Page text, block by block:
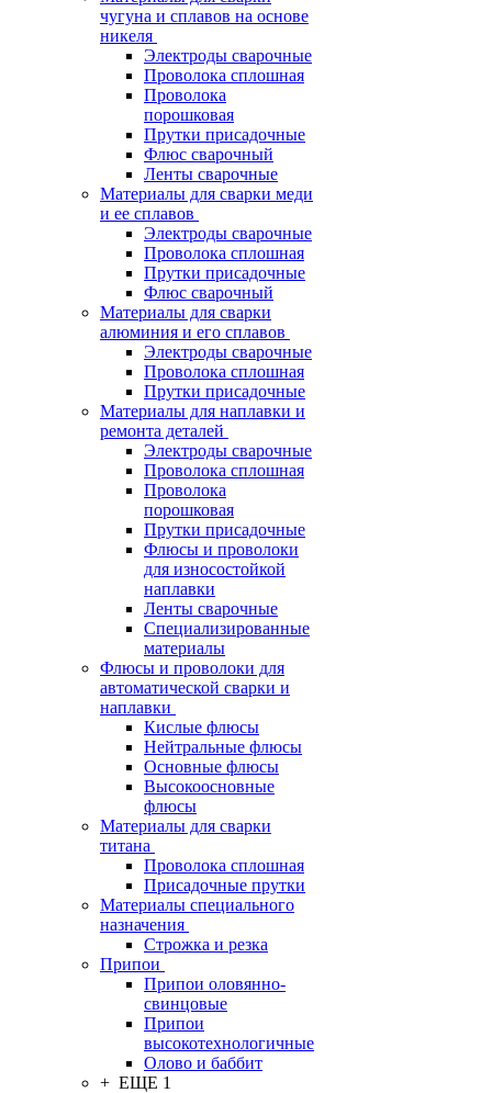
чугуна и сплавов на основе
никеля
Электроды сварочные
Проволока сплошная
Проволока
порошковая
Прутки присадочные
Флюс сварочный
Ленты сварочные
Материалы для сварки меди
и ее сплавов
Электроды сварочные
Проволока сплошная
Прутки присадочные
Флюс сварочный
Материалы для сварки
алюминия и его сплавов
Электроды сварочные
Проволока сплошная
Прутки присадочные
Материалы для наплавки и
ремонта деталей
Электроды сварочные
Проволока сплошная
Проволока
порошковая
Прутки присадочные
Флюсы и проволоки
для износостойкой
наплавки
Ленты сварочные
Специализированные
материалы
Флюсы и проволоки для
автоматической сварки и
наплавки
Кислые флюсы
Нейтральные флюсы
Основные флюсы
Высокоосновные
флюсы
Материалы для сварки
титана
Проволока сплошная
Присадочные прутки
Материалы специального
назначения
Строжка и резка
Припои
Припои оловянно-
свинцовые
Припои
высокотехнологичные
Олово и баббит
+ ЕЩЕ 1